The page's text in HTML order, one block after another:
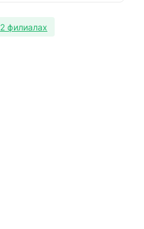
2 филиалах